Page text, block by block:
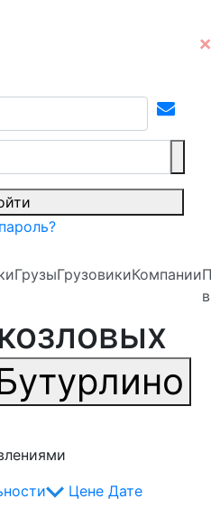
ГрузыГрузовикиКомпании
Цене Дате